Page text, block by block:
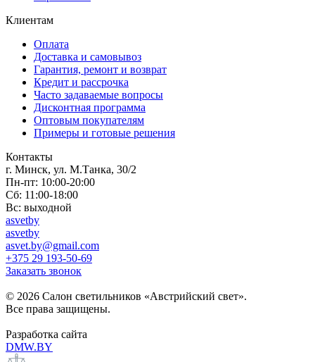
Клиентам
Оплата
Доставка и самовывоз
Гарантия, ремонт и возврат
Кредит и рассрочка
Часто задаваемые вопросы
Дисконтная программа
Оптовым покупателям
Примеры и готовые решения
Контакты
г. Минск, ул. М.Танка, 30/2
Пн-пт: 10:00-20:00
Сб: 11:00-18:00
Вс: выходной
asvetby
asvetby
asvet.by@gmail.com
+375 29 193-50-69
Заказать звонок
© 2026 Салон светильников «Австрийский свет».
Все права защищены.
Разработка сайта
DMW.BY